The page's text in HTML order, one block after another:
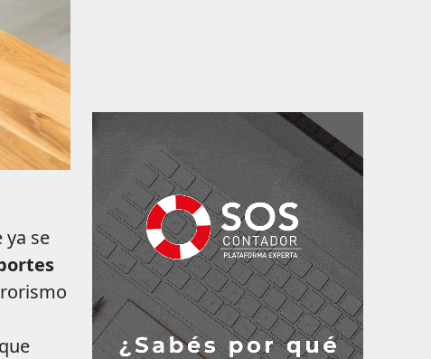
se